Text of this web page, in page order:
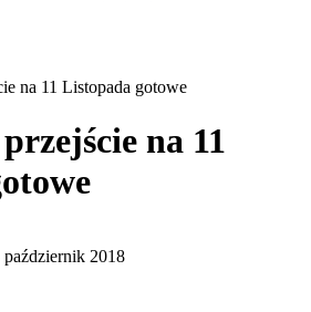
na 11 Listopada gotowe
na 11
2018